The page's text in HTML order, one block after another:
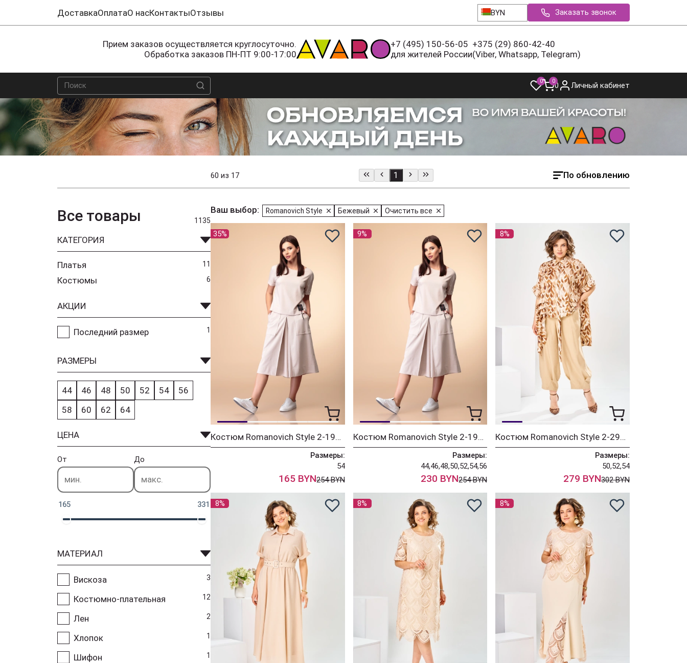
ДоставкаОплатаО насКонтактыОтзывы BYN Заказать звонок
Прием заказов осуществляется круглосуточно.
Обработка заказов ПН-ПТ 9:00-17:00
+7 (495) 150-56-05
для жителей России
+375 (29) 860-42-40
(Viber, Whatsapp, Telegram)
0 00 Личный кабинет
60 из 17 По обновлению
1
Все товары 1135
КАТЕГОРИЯ
Платья 11
Костюмы 6
АКЦИИ
Последний размер 1
РАЗМЕРЫ
44 46 48 50 52 54
56
58
60 62 64
ЦЕНА
От До
165 331
МАТЕРИАЛ
Вискоза 3
Костюмно-плательная 12
Лен 2
Хлопок 1
Шифон 1
Ваш выбор: Romanovich Style Бежевый Очистить все
35%
Костюм Romanovich Style 2-1971 беж
Размеры:
54
165 BYN254 BYN
9%
Костюм Romanovich Style 2-1971 беж
Размеры:
44,46,48,50,52,54,56
230 BYN254 BYN
8%
Костюм Romanovich Style 2-2917 кэмел
Размеры:
50,52,54
279 BYN302 BYN
8% 8% 8%